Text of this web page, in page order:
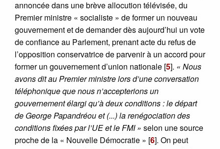
annoncée dans une brève allocution télévisée, du
Premier ministre « socialiste » de former un nouveau
gouvernement et de demander dès aujourd’hui un vote
de confiance au Parlement, prenant acte du refus de
l’opposition conservatrice de parvenir à un accord pour
former un gouvernement d’union nationale [5]. « Nous
avons dit au Premier ministre lors d’une conversation
téléphonique que nous n’accepterions un
gouvernement élargi qu’à deux conditions : le départ
de George Papandréou et (...) la renégociation des
conditions fixées par l’UE et le FMI » selon une source
proche de la « Nouvelle Démocratie » [6]. On peut